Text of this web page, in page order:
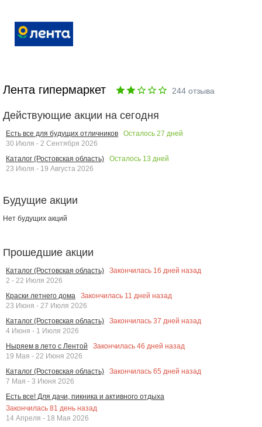
Лента гипермаркет 244 отзыва
Действующие акции на сегодня
Есть все для будущих отличников Осталось 27 дней
30 Июля - 2 Сентября 2026
Каталог (Ростовская область)
Осталось 13 дней
23 Июля - 19 Августа 2026
Будущие акции
Нет будущих акций
Прошедшие акции
Каталог (Ростовская область) Закончилась 16 дней назад
2 - 22 Июля 2026
Краски летнего дома
Закончилась 11 дней назад
23 Июня - 27 Июля 2026
Каталог (Ростовская область)
Закончилась 37 дней назад
4 Июня - 1 Июля 2026
Ныряем в лето с Лентой
Закончилась 46 дней назад
19 Мая - 22 Июня 2026
Каталог (Ростовская область)
Закончилась 65 дней назад
7 Мая - 3 Июня 2026
Есть все! Для дачи, пикника и активного отдыха
Закончилась 81 день назад
14 Апреля - 18 Мая 2026